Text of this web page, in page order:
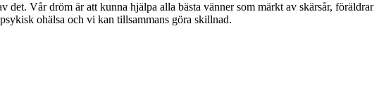
Vår dröm är att kunna hjälpa alla bästa vänner som märkt av skärsår, föräldrar
ohälsa och vi kan tillsammans göra skillnad.